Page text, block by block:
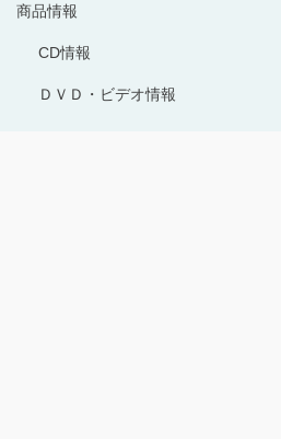
商品情報
CD情報
ＤＶＤ・ビデオ情報